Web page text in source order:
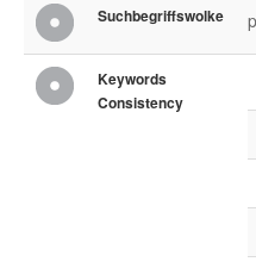
Suchbegriffswolke
Keywords
Consistency